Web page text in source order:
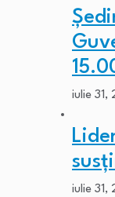
iulie 31,
iulie 31,